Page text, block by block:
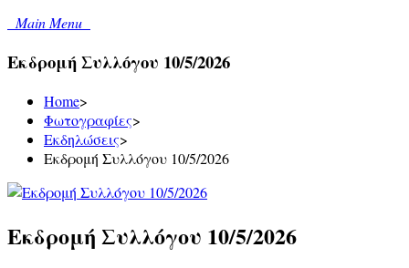
Main Menu
Εκδρομή Συλλόγου 10/5/2026
Home>
Φωτογραφίες>
Εκδηλώσεις>
Εκδρομή Συλλόγου 10/5/2026
Εκδρομή Συλλόγου 10/5/2026